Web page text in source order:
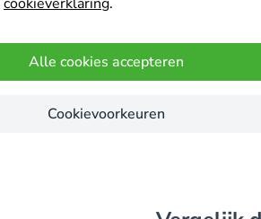
Alle cookies accepteren
Cookievoorkeuren